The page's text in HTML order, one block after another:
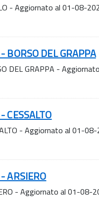
- Aggiornato al 01-08-
DEL GRAPPA
DEL GRAPPA -
- Aggiornato al 01-
- Aggiornato al 01-08-